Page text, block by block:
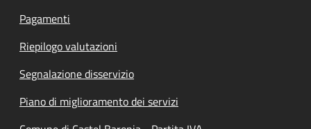
Pagamenti
Riepilogo valutazioni
Segnalazione disservizio
Piano di miglioramento dei servizi